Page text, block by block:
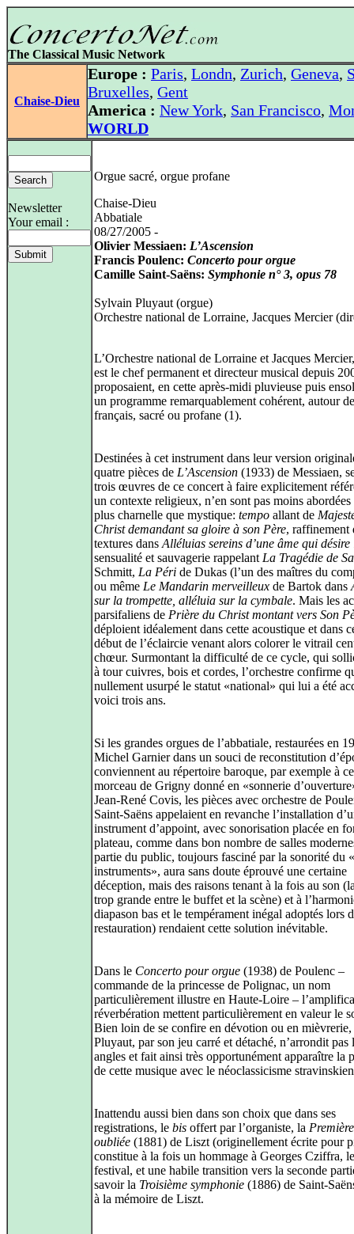
The Classical Music Network
Chaise-Dieu
Europe : Paris, Londn, Zurich, Geneva,
Bruxelles, Gent
America : New York, San Francisco,
WORLD
Newsletter
Your email :
Orgue sacré, orgue profane
Chaise-Dieu
Abbatiale
08/27/2005 -
Olivier Messiaen: L’Ascension
Francis Poulenc: Concerto pour orgue
Camille Saint-Saëns: Symphonie n° 3, opus 78
Sylvain Pluyaut (orgue)
Orchestre national de Lorraine, Jacques Mercier
L’Orchestre national de Lorraine et Jacques
est le chef permanent et directeur musical depuis
proposaient, en cette après-midi pluvieuse puis
un programme remarquablement cohérent, autour
français, sacré ou profane (1).
Destinées à cet instrument dans leur version
quatre pièces de L’Ascension (1933) de Messiaen,
trois œuvres de ce concert à faire explicitement
un contexte religieux, n’en sont pas moins
plus charnelle que mystique: tempo allant de
Christ demandant sa gloire à son Père, raffinement
textures dans Alléluias sereins d’une âme qui
sensualité et sauvagerie rappelant La Tragédie de
Schmitt, La Péri de Dukas (l’un des maîtres du
ou même Le Mandarin merveilleux de Bartok dans
sur la trompette, alléluia sur la cymbale. Mais les
parsifaliens de Prière du Christ montant vers Son
déploient idéalement dans cette acoustique et dans
début de l’éclaircie venant alors colorer le vitrail
chœur. Surmontant la difficulté de ce cycle, qui
à tour cuivres, bois et cordes, l’orchestre confirme
nullement usurpé le statut «national» qui lui a été
voici trois ans.
Si les grandes orgues de l’abbatiale, restaurées en
Michel Garnier dans un souci de reconstitution
conviennent au répertoire baroque, par exemple à ce
morceau de Grigny donné en «sonnerie
Jean-René Covis, les pièces avec orchestre de
Saint-Saëns appelaient en revanche l’installation
instrument d’appoint, avec sonorisation placée en
plateau, comme dans bon nombre de salles
partie du public, toujours fasciné par la sonorité du
instruments», aura sans doute éprouvé une certaine
déception, mais des raisons tenant à la fois au son
trop grande entre le buffet et la scène) et à
diapason bas et le tempérament inégal adoptés lors
restauration) rendaient cette solution inévitable.
Dans le Concerto pour orgue (1938) de Poulenc –
commande de la princesse de Polignac, un nom
particulièrement illustre en Haute-Loire –
réverbération mettent particulièrement en valeur le
Bien loin de se confire en dévotion ou en
Pluyaut, par son jeu carré et détaché, n’arrondit pas
angles et fait ainsi très opportunément apparaître la
de cette musique avec le néoclassicisme
Inattendu aussi bien dans son choix que dans ses
registrations, le bis offert par l’organiste, la
oubliée (1881) de Liszt (originellement écrite pour
constitue à la fois un hommage à Georges Cziffra,
festival, et une habile transition vers la seconde
savoir la Troisième symphonie (1886) de Saint-
à la mémoire de Liszt.